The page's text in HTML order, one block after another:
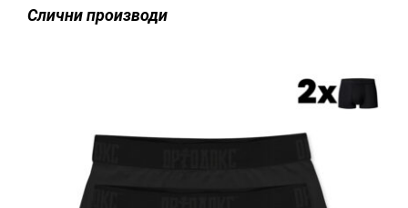
Слични производи